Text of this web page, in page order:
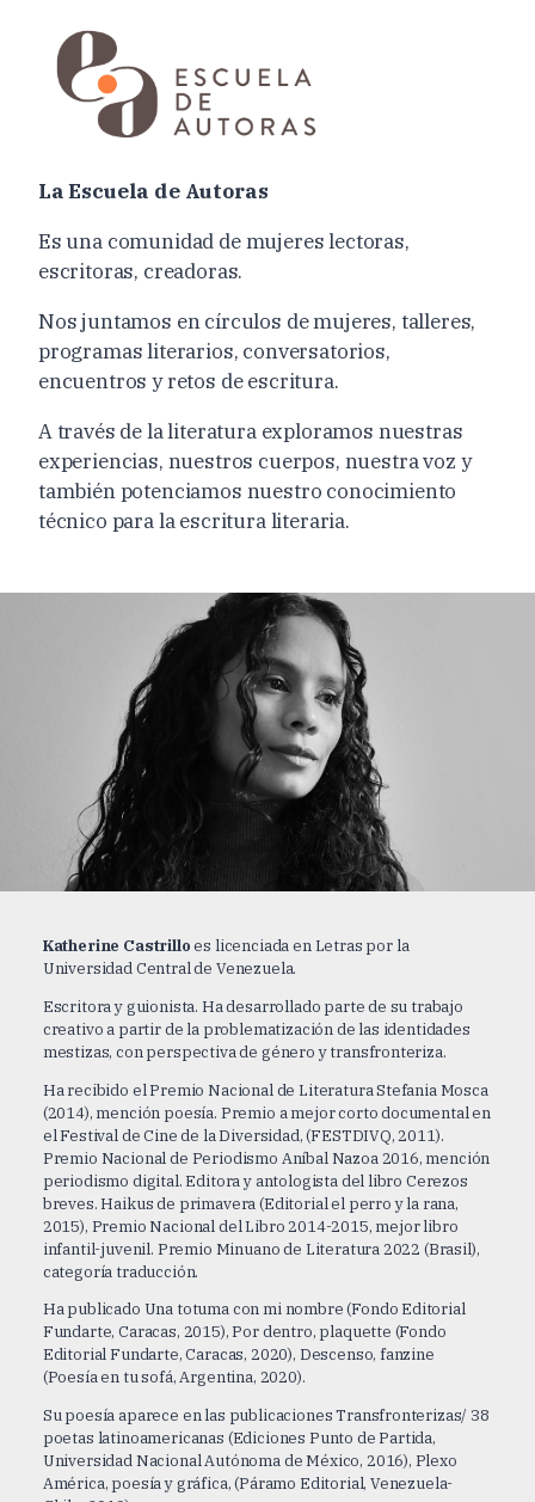
La Escuela de Autoras
Es una comunidad de mujeres lectoras,
escritoras, creadoras.
Nos juntamos en círculos de mujeres, talleres,
programas literarios, conversatorios,
encuentros y retos de escritura.
A través de la literatura exploramos nuestras
experiencias, nuestros cuerpos, nuestra voz y
también potenciamos nuestro conocimiento
técnico para la escritura literaria.
Katherine Castrilloes licenciada en Letras por la
Universidad Central de Venezuela.
Escritora y guionista. Ha desarrollado parte de su trabajo
creativo a partir de la problematización de las identidades
mestizas, con perspectiva de género y transfronteriza.
Ha recibido el Premio Nacional de Literatura Stefania Mosca
(2014), mención poesía. Premio a mejor corto documental en
el Festival de Cine de la Diversidad, (FESTDIVQ, 2011).
Premio Nacional de Periodismo Aníbal Nazoa 2016, mención
periodismo digital. Editora y antologista del libro Cerezos
breves. Haikus de primavera (Editorial el perro y la rana,
2015), Premio Nacional del Libro 2014-2015, mejor libro
infantil-juvenil. Premio Minuano de Literatura 2022 (Brasil),
categoría traducción.
Ha publicado Una totuma con mi nombre (Fondo Editorial
Fundarte, Caracas, 2015), Por dentro, plaquette (Fondo
Editorial Fundarte, Caracas, 2020), Descenso, fanzine
(Poesía en tu sofá, Argentina, 2020).
Su poesía aparece en las publicaciones Transfronterizas/ 38
poetas latinoamericanas (Ediciones Punto de Partida,
Universidad Nacional Autónoma de México, 2016), Plexo
América, poesía y gráfica, (Páramo Editorial, Venezuela-